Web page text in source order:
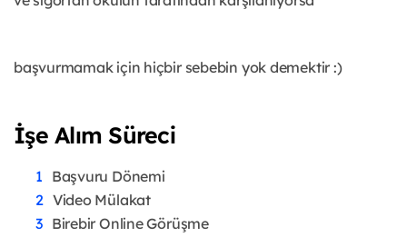
başvurmamak için hiçbir sebebin yok demektir :)
İşe Alım Süreci
Başvuru Dönemi
Video Mülakat
Birebir Online Görüşme